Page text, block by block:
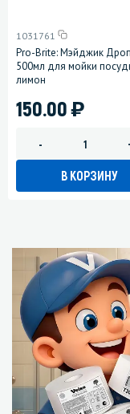
1031761
Pro-Brite: Мэйджик Дроп
500мл для мойки
лимон
150.00)
-
В КОРЗИНУ